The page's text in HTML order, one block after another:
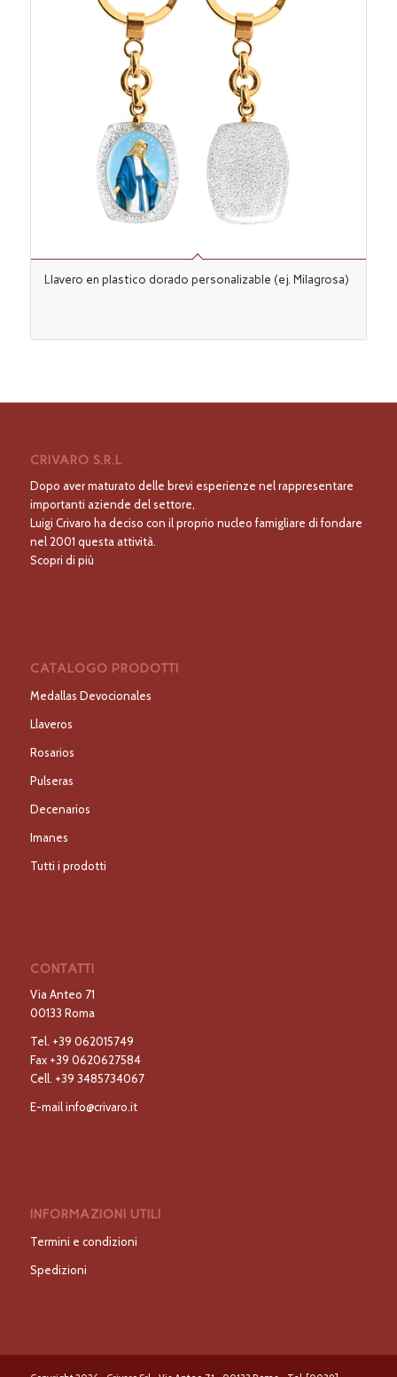
Llavero en plastico dorado personalizable (ej. Milagrosa)
CRIVARO S.R.L
Dopo aver maturato delle brevi esperienze nel rappresentare
importanti aziende del settore,
Luigi Crivaro ha deciso con il proprio nucleo famigliare di fondare
nel 2001 questa attività.
Scopri di più
CATALOGO PRODOTTI
Medallas Devocionales
Llaveros
Rosarios
Pulseras
Decenarios
Imanes
Tutti i prodotti
CONTATTI
Via Anteo 71
00133 Roma
Tel. +39 062015749
Fax +39 0620627584
Cell. +39 3485734067
E-mailinfo@crivaro.it
INFORMAZIONI UTILI
Termini e condizioni
Spedizioni